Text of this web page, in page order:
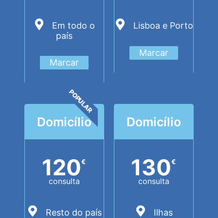
Em todo o
país
Marcar
POPULAR
Lisboa e Porto
Marcar
Domicílio
120€
consulta
Resto do país
Domicílio
130€
consulta
Ilhas